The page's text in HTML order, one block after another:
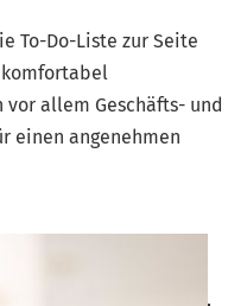
To-Do-Liste zur Seite
komfortabel
allem Geschäfts- und
einen angenehmen